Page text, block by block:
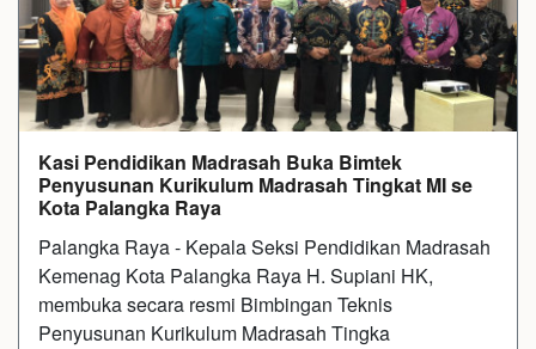
Kasi Pendidikan Madrasah Buka Bimtek
Penyusunan Kurikulum Madrasah Tingkat MI se
Kota Palangka Raya
Palangka Raya - Kepala Seksi Pendidikan Madrasah
Kemenag Kota Palangka Raya H. Supiani HK,
membuka secara resmi Bimbingan Teknis
Penyusunan Kurikulum Madrasah Tingka